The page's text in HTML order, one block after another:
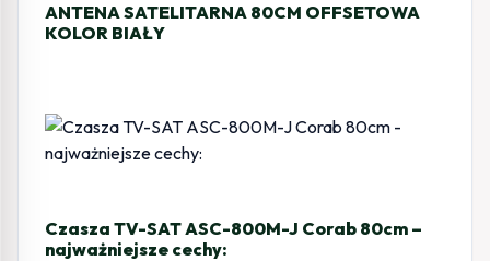
ANTENA SATELITARNA 80CM OFFSETOWA
KOLOR BIAŁY
Czasza TV-SAT ASC-800M-J Corab 80cm –
najważniejsze cechy: